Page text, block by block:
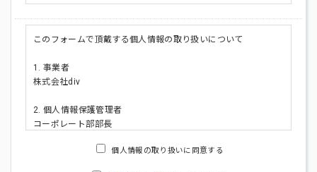
このフォームで頂戴する個人情報の取り扱いについて
1. 事業者
株式会社div
2. 個人情報保護管理者
コーポレート部部長
個人情報の取り扱いに同意する